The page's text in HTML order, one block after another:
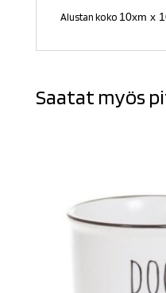
Alustan koko 10xm x
Saatat myös